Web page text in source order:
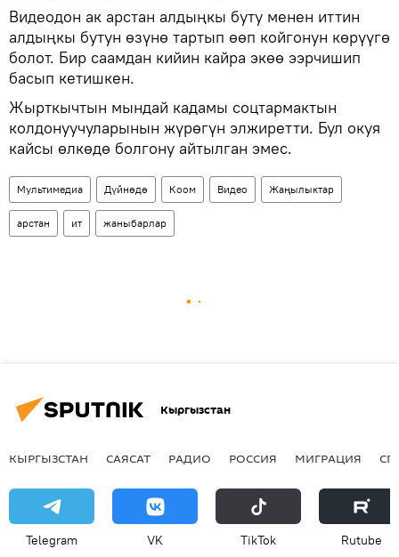
Видеодон ак арстан алдыңкы буту менен иттин
алдыңкы бутун өзүнө тартып өөп койгонун көрүүгө
болот. Бир саамдан кийин кайра экөө ээрчишип
басып кетишкен.
Жырткычтын мындай кадамы соцтармактын
колдонуучуларынын жүрөгүн элжиретти. Бул окуя
кайсы өлкөдө болгону айтылган эмес.
Мультимедиа Дүйнөдө Коом Видео Жаңылыктар
арстан ит жаныбарлар
Кыргызстан
КЫРГЫЗСТАН САЯСАТ РАДИО РОССИЯ МИГРАЦИЯ
Telegram VK ТikТоk Rutube